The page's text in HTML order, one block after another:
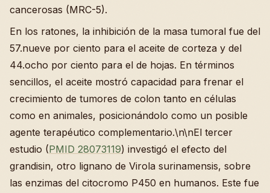
cancerosas (MRC-5).
En los ratones, la inhibición de la masa tumoral fue del
57.nueve por ciento para el aceite de corteza y del
44.ocho por ciento para el de hojas. En términos
sencillos, el aceite mostró capacidad para frenar el
crecimiento de tumores de colon tanto en células
como en animales, posicionándolo como un posible
agente terapéutico complementario.\n\nEl tercer
estudio (PMID 28073119) investigó el efecto del
grandisin, otro lignano de Virola surinamensis, sobre
las enzimas del citocromo P450 en humanos. Este fue